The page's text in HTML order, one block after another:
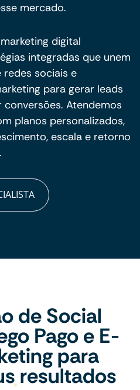
mercado.
digital
integradas que unem
sociais e
para gerar leads
Atendemos
planos personalizados,
escala e retorno
de Social
Pago e E-
para
resultados